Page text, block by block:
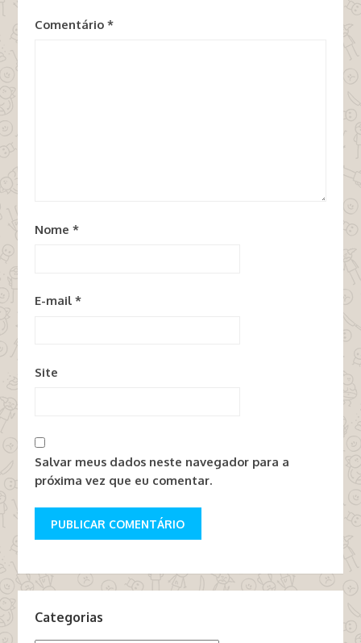
Comentário *
Nome *
E-mail *
Site
Salvar meus dados neste navegador para a
próxima vez que eu comentar.
Categorias